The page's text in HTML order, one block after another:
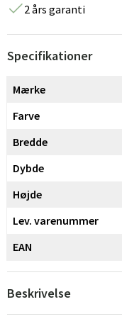
2 års garanti
Specifikationer
Mærke
Farve
Bredde
Dybde
Højde
Lev. varenummer
EAN
Beskrivelse